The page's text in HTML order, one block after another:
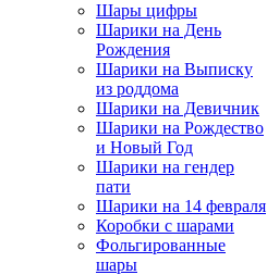
Шары цифры
Шарики на День
Рождения
Шарики на Выписку
из роддома
Шарики на Девичник
Шарики на Рождество
и Новый Год
Шарики на гендер
пати
Шарики на 14 февраля
Коробки с шарами
Фольгированные
шары